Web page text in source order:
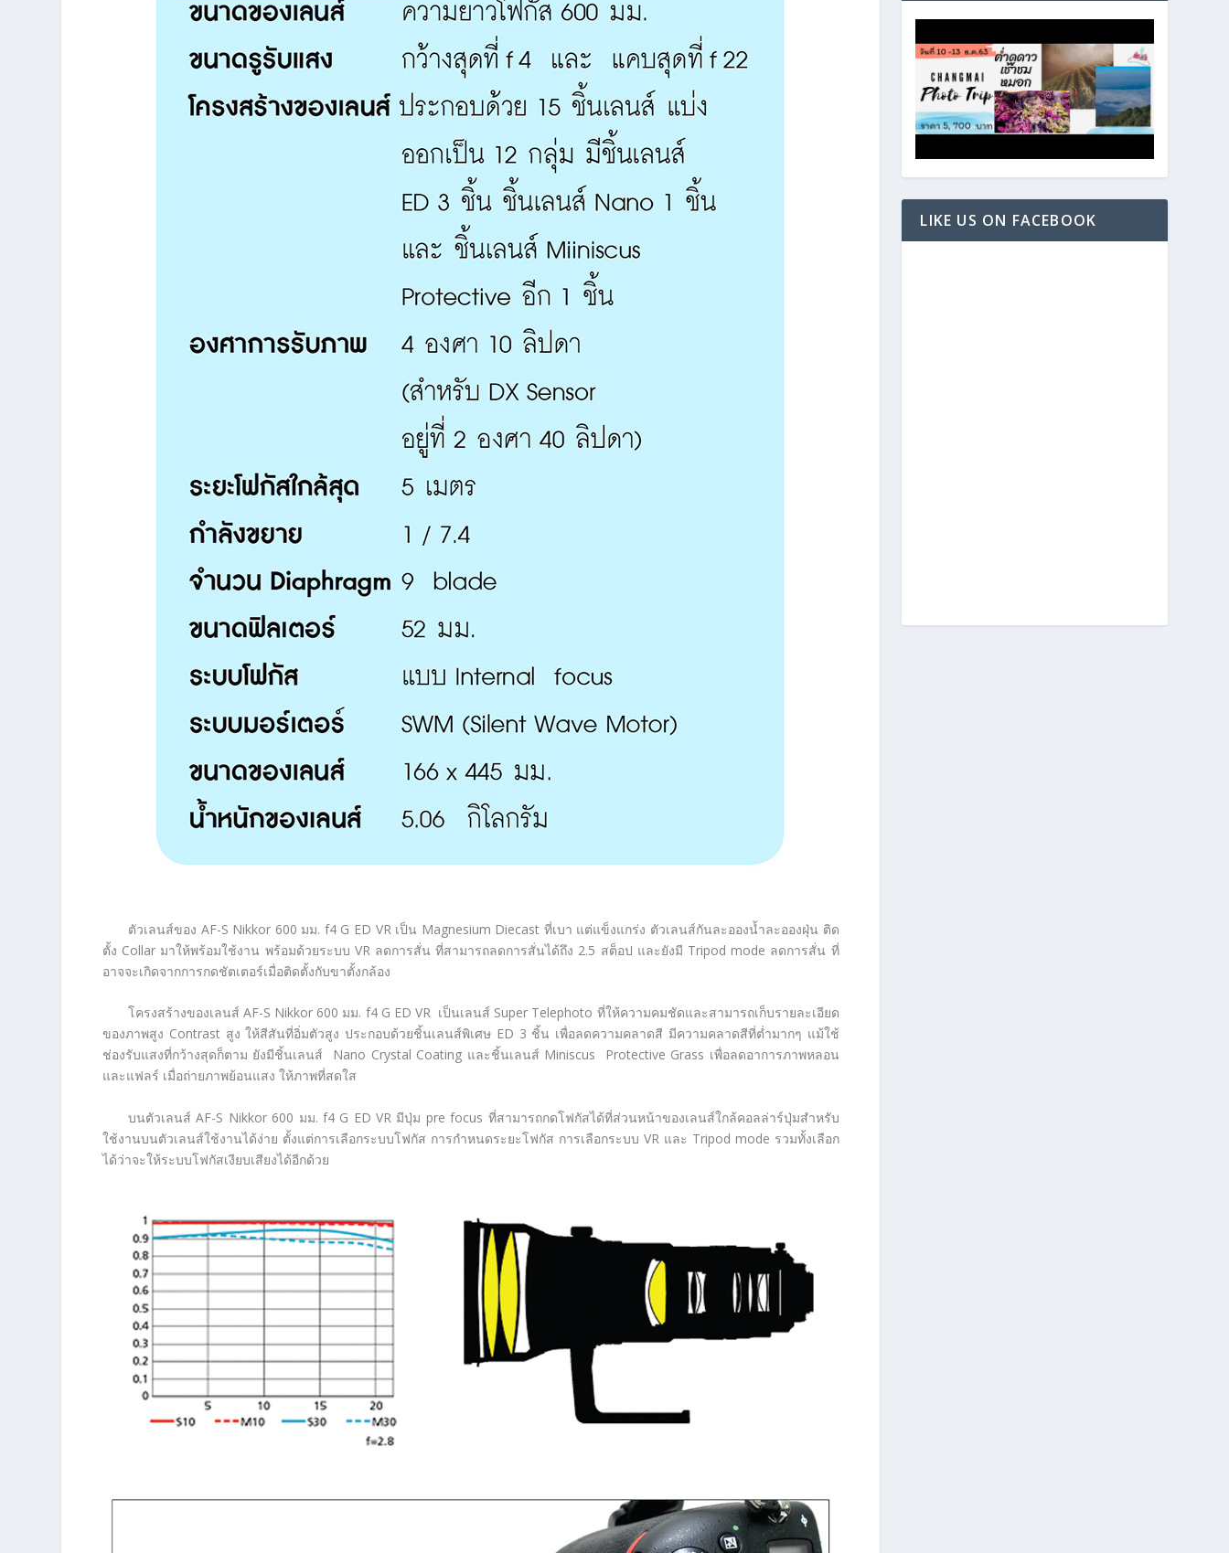
ตัวเลนส์ของ AF-S Nikkor 600 มม. f4 G ED VR เป็น Magnesium Diecast ที่เบา แต่แข็งแกร่ง ตัวเลนส์กันละอองน้ำละอองฝุ่น ติด
ตั้ง Collar มาให้พร้อมใช้งาน พร้อมด้วยระบบ VR ลดการสั่น ที่สามารถลดการสั่นได้ถึง 2.5 สต็อป และยังมี Tripod mode ลดการสั่น ที่
อาจจะเกิดจากการกดชัตเตอร์เมื่อติดตั้งกับขาตั้งกล้อง
โครงสร้างของเลนส์ AF-S Nikkor 600 มม. f4 G ED VR เป็นเลนส์ Super Telephoto ที่ให้ความคมชัดและสามารถเก็บรายละเอียด
ของภาพสูง Contrast สูง ให้สีสันที่อิ่มตัวสูง ประกอบด้วยชิ้นเลนส์พิเศษ ED 3 ชิ้น เพื่อลดความคลาดสี มีความคลาดสีที่ต่ำมากๆ แม้ใช้
ช่องรับแสงที่กว้างสุดก็ตาม ยังมีชิ้นเลนส์ Nano Crystal Coating และชิ้นเลนส์ Miniscus Protective Grass เพื่อลดอาการภาพหลอน
และแฟลร์ เมื่อถ่ายภาพย้อนแสง ให้ภาพที่สดใส
บนตัวเลนส์ AF-S Nikkor 600 มม. f4 G ED VR มีปุ่ม pre focus ที่สามารถกดโฟกัสได้ที่ส่วนหน้าของเลนส์ใกล้คอลล่าร์ปุ่มสำหรับ
ใช้งานบนตัวเลนส์ใช้งานได้ง่าย ตั้งแต่การเลือกระบบโฟกัส การกำหนดระยะโฟกัส การเลือกระบบ VR และ Tripod mode รวมทั้งเลือก
ได้ว่าจะให้ระบบโฟกัสเงียบเสียงได้อีกด้วย
LIKE US ON FACEBOOK